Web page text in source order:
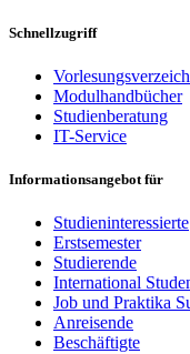
Schnellzugriff
Modulhandbücher
Studienberatung
IT-Service
Informationsangebot für
Studieninteressierte
Erstsemester
Studierende
International
Job und Praktika
Anreisende
Beschäftigte